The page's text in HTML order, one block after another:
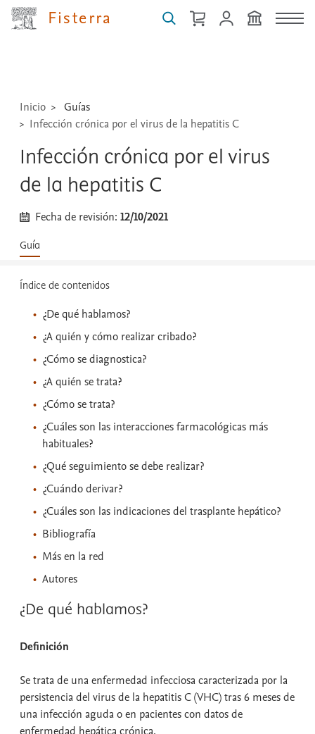
Fisterra
guías,
medicamentos,
Inicio
Guías
Infección crónica por el virus de la hepatitis C
Infección crónica por el virus
de la hepatitis C
Fecha de revisión:12/10/2021
Guía
Índice de contenidos
¿De qué hablamos?
¿A quién y cómo realizar cribado?
¿Cómo se diagnostica?
¿A quién se trata?
¿Cómo se trata?
¿Cuáles son las interacciones farmacológicas más
habituales?
¿Qué seguimiento se debe realizar?
¿Cuándo derivar?
¿Cuáles son las indicaciones del trasplante hepático?
Bibliografía
Más en la red
Autores
¿De qué hablamos?
Definición
Se trata de una enfermedad infecciosa caracterizada por la
persistencia del virus de la hepatitis C (VHC) tras 6 meses de
una infección aguda o en pacientes con datos de
enfermedad hepática crónica.